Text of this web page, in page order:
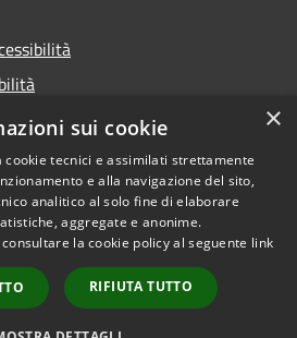
Copyright © 2026 • Comune di
Zibido San Giacomo • Powered
byMunicipium
Accesso
redazione
×
sui cookie
cookie tecnici e assimilati strettamente
e alla navigazione del sito,
analitico al solo fine di elaborare
aggregate e anonime.
la cookie policy al seguente link
RIFIUTA TUTTO